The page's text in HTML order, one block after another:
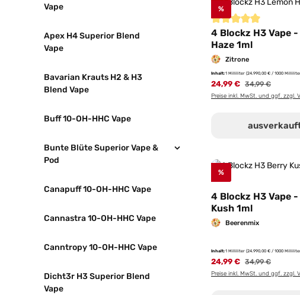
Vape
Apex H4 Superior Blend
Vape
Bavarian Krauts H2 & H3
Blend Vape
Buff 10-OH-HHC Vape
Bunte Blüte Superior Vape &
Pod
Canapuff 10-OH-HHC Vape
Cannastra 10-OH-HHC Vape
Canntropy 10-OH-HHC Vape
Dicht3r H3 Superior Blend
Vape
%
Durchschnittliche
4 Blockz H3 Vape
Haze 1ml
Zitrone
Inhalt:1 Milliliter (24.990,00 € / 1000
24,99 € Regulärer Preis:
34,99 €
Preise inkl. MwSt. und ggf. zzgl.
%
4 Blockz H3 Vape
Kush 1ml
Beerenmix
Inhalt:1 Milliliter (24.990,00 € / 1000
24,99 € Regulärer Preis:
34,99 €
Preise inkl. MwSt. und ggf. zzgl.